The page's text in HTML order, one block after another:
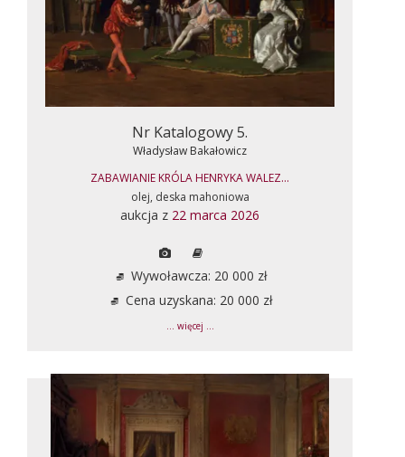
Nr Katalogowy 5.
Władysław Bakałowicz
ZABAWIANIE KRÓLA HENRYKA WALEZ...
olej, deska mahoniowa
aukcja z 22 marca 2026
Wywoławcza: 20 000 zł
Cena uzyskana: 20 000 zł
... więcej ...